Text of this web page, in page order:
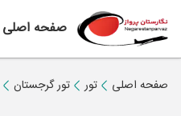
صفحه اصلی
صفحه اصلی تور تور گرجستان